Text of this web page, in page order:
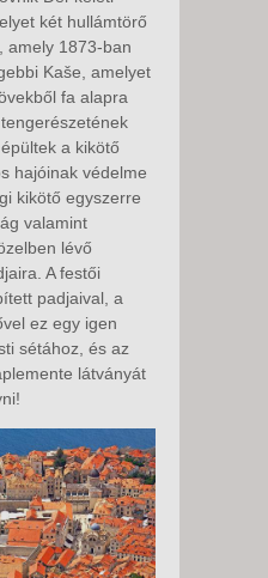
két hullámtörő
amely 1873-ban
Kaše, amelyet
fa alapra
a kikötő
hajóinak védelme
kikötő egyszerre
valamint
lévő
A festői
padjaival, a
ez egy igen
sétához, és az
látványát